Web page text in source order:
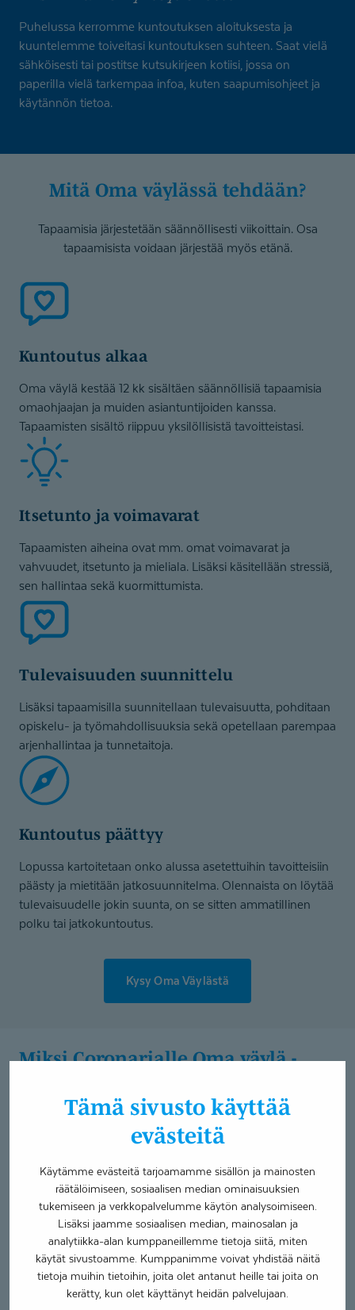
Tämä sivusto käyttää
evästeitä
Käytämme evästeitä tarjoamamme sisällön ja mainosten
räätälöimiseen, sosiaalisen median ominaisuuksien
tukemiseen ja verkkopalvelumme käytön analysoimiseen.
Lisäksi jaamme sosiaalisen median, mainosalan ja
analytiikka-alan kumppaneillemme tietoja siitä, miten
käytät sivustoamme. Kumppanimme voivat yhdistää näitä
tietoja muihin tietoihin, joita olet antanut heille tai joita on
kerätty, kun olet käyttänyt heidän palvelujaan.
Puhelussa kerromme kuntoutuksen aloituksesta ja
kuuntelemme toiveitasi kuntoutuksen suhteen. Saat vielä
sähköisesti tai postitse kutsukirjeen kotiisi, jossa on
paperilla vielä tarkempaa infoa, kuten saapumisohjeet ja
käytännön tietoa.
Mitä Oma väylässä tehdään?
Tapaamisia järjestetään säännöllisesti viikoittain. Osa
tapaamisista voidaan järjestää myös etänä.
Kuntoutus alkaa
Oma väylä kestää 12 kk sisältäen säännöllisiä tapaamisia
omaohjaajan ja muiden asiantuntijoiden kanssa.
Tapaamisten sisältö riippuu yksilöllisistä tavoitteistasi.
Itsetunto ja voimavarat
Tapaamisten aiheina ovat mm. omat voimavarat ja
vahvuudet, itsetunto ja mieliala. Lisäksi käsitellään stressiä,
sen hallintaa sekä kuormittumista.
Tulevaisuuden suunnittelu
Lisäksi tapaamisilla suunnitellaan tulevaisuutta, pohditaan
opiskelu- ja työmahdollisuuksia sekä opetellaan parempaa
arjenhallintaa ja tunnetaitoja.
Kuntoutus päättyy
Lopussa kartoitetaan onko alussa asetettuihin tavoitteisiin
päästy ja mietitään jatkosuunnitelma. Olennaista on löytää
tulevaisuudelle jokin suunta, on se sitten ammatillinen
polku tai jatkokuntoutus.
Kysy Oma Väylästä
Miksi Coronarialle Oma väylä -
Me olemme täällä sinua varten - tarjoamassa tietoa, tukea
ja konkreettisia keinoja arkeen. Meillä on joukko kokeneita
kanssa. Meiltä löytyy vahva osaaminen ja pitkäaikainen
kokemus neuropsykiatrisista oirekuvista. Tiedämme, että
jokainen polku on erilainen - siksi tämä kuntoutus
rakennetaan sinun tarpeidesi ja toiveidesi mukaan.
Oma väylä -kuntoutuksen aikana saat: